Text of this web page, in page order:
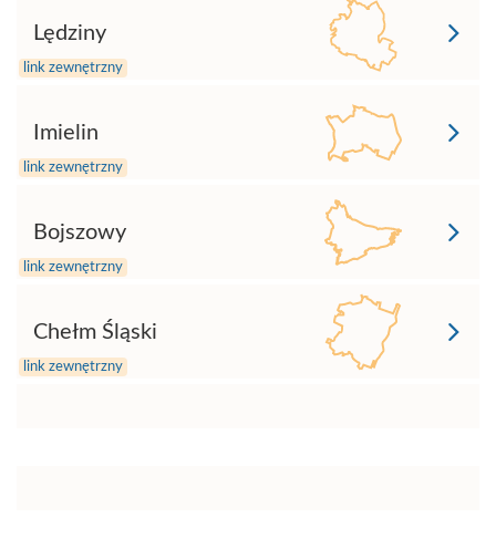
Lędziny
Imielin
Bojszowy
Chełm Śląski